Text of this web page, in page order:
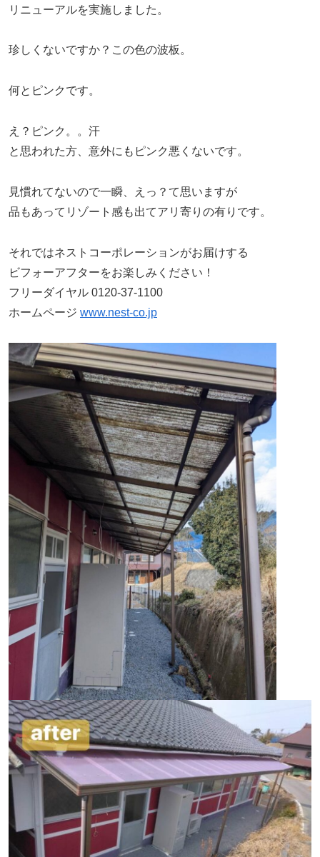
リニューアルを実施しました。
珍しくないですか？この色の波板。
何とピンクです。
え？ピンク。。汗
と思われた方、意外にもピンク悪くないです。
見慣れてないので一瞬、えっ？て思いますが
品もあってリゾート感も出てアリ寄りの有りです。
それではネストコーポレーションがお届けする
ビフォーアフターをお楽しみください！
フリーダイヤル 0120-37-1100
ホームページ www.nest-co.jp